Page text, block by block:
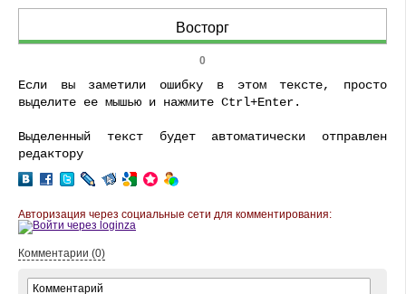
Восторг
0
Если вы заметили ошибку в этом тексте, просто
выделите ее мышью и нажмите Ctrl+Enter.
Выделенный текст будет автоматически отправлен
редактору
Авторизация через социальные сети для комментирования:
Комментарии (0)